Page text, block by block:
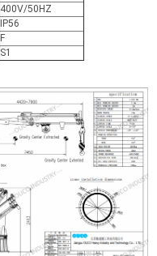
400V/50HZ
IP56
F
S1